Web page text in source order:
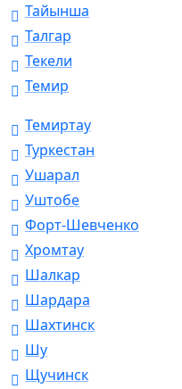
Тайынша
Талгар
Текели
Темир
Темиртау
Туркестан
Ушарал
Уштобе
Форт-Шевченко
Хромтау
Шалкар
Шардара
Шахтинск
Шу
Щучинск